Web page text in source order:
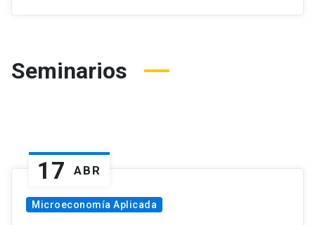
Seminarios
17 ABR
Microeconomía Aplicada